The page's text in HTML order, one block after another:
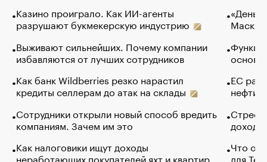
Казино проиграло. Как ИИ-агенты
разрушают букмекерскую индустрию
Выживают сильнейших. Почему компании
избавляются от лучших сотрудников
Как банк Wildberries резко нарастил
кредиты селлерам до атак на склады
Сотрудники открыли новый способ вредить
компаниям. Зачем им это
Как налоговики ищут доходы
неработающих покупателей яхт и квартир
Маск в
основ
ЕС
нефти
Что
для